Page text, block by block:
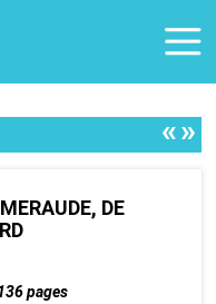
«»
DE
pages